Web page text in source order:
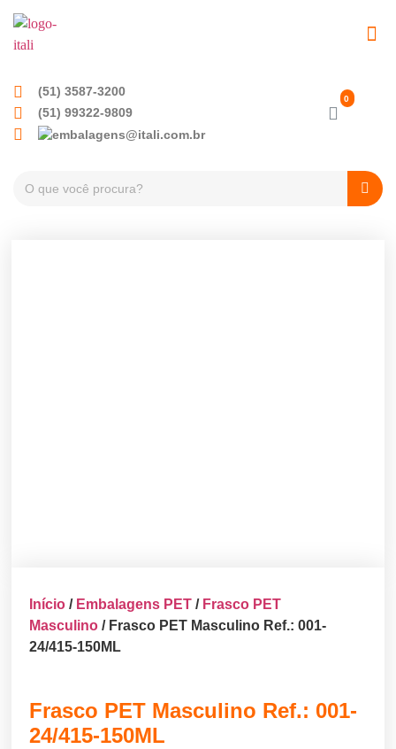
(51) 3587-3200
(51) 99322-9809
Início / Embalagens PET / Frasco PET
Masculino / Frasco PET Masculino Ref.: 001-
24/415-150ML
Frasco PET Masculino Ref.: 001-
24/415-150ML